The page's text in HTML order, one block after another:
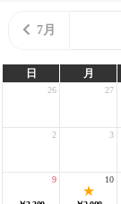
7月
日 月
26 27
2 3
9 10